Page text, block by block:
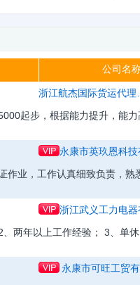
公司名
起步，根据能力提升，能
作业，工作认真细致负责，
两年以上工作经验； 3、单
永康市可旺工贸